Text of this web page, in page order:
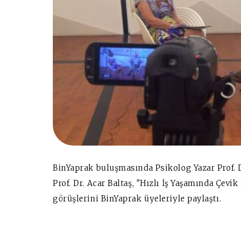
BinYaprak buluşmasında Psikolog Yazar Prof.
Prof. Dr. Acar Baltaş, "Hızlı İş Yaşamında
görüşlerini BinYaprak üyeleriyle paylaştı.